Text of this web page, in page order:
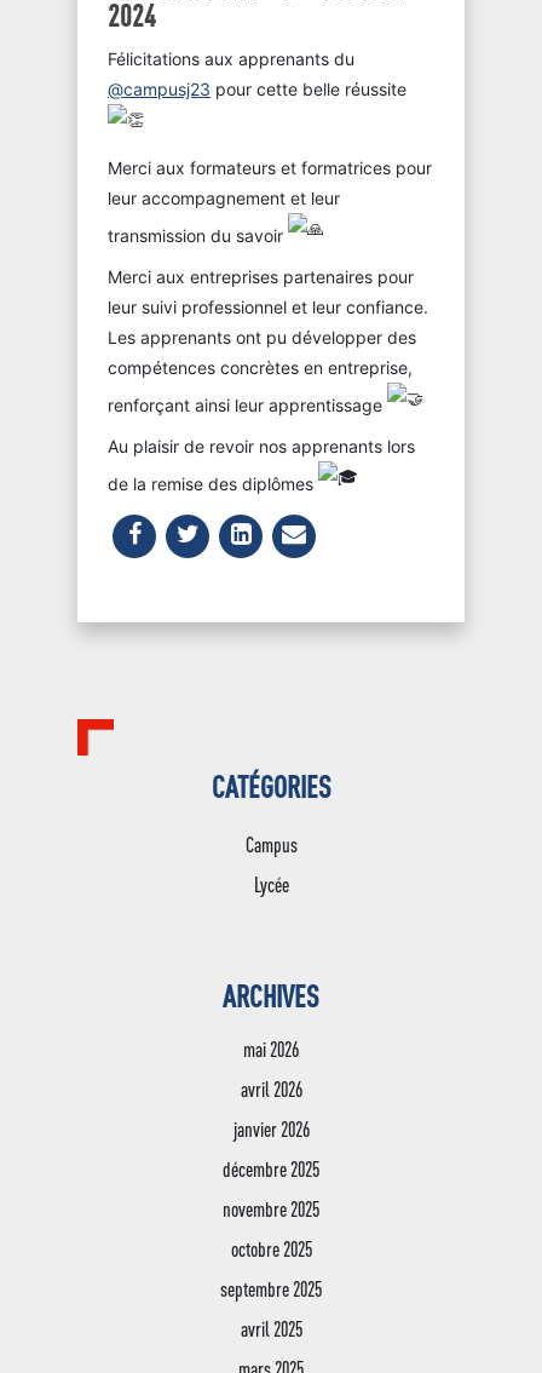
2024
Félicitations aux apprenants du
@campusj23 pour cette belle réussite
Merci aux formateurs et formatrices pour
leur accompagnement et leur
transmission du savoir
Merci aux entreprises partenaires pour
leur suivi professionnel et leur confiance.
Les apprenants ont pu développer des
compétences concrètes en entreprise,
renforçant ainsi leur apprentissage
Au plaisir de revoir nos apprenants lors
de la remise des diplômes
CATÉGORIES
Campus
Lycée
ARCHIVES
mai 2026
avril 2026
janvier 2026
décembre 2025
novembre 2025
octobre 2025
septembre 2025
avril 2025